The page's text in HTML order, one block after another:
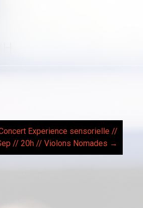
Experience sensorielle //
// 20h // Violons Nomades →